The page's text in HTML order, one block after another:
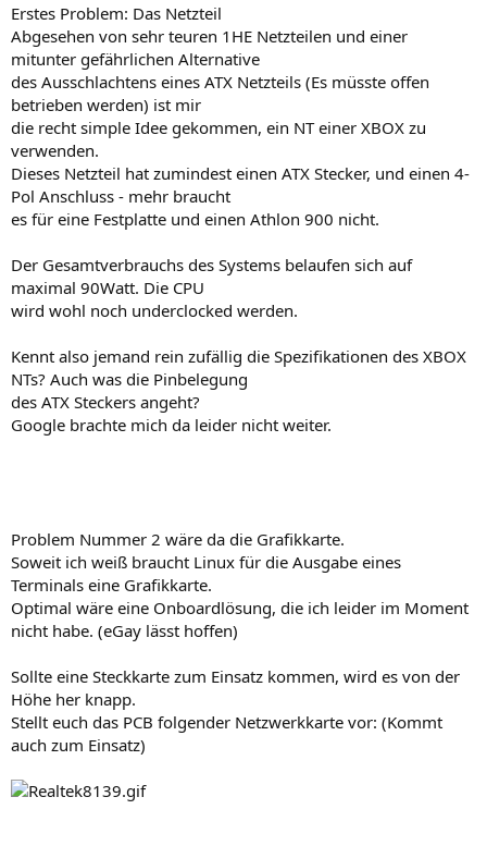
Erstes Problem: Das Netzteil
Abgesehen von sehr teuren 1HE Netzteilen und einer
mitunter gefährlichen Alternative
des Ausschlachtens eines ATX Netzteils (Es müsste offen
betrieben werden) ist mir
die recht simple Idee gekommen, ein NT einer XBOX zu
verwenden.
Dieses Netzteil hat zumindest einen ATX Stecker, und einen 4-
Pol Anschluss - mehr braucht
es für eine Festplatte und einen Athlon 900 nicht.
Der Gesamtverbrauchs des Systems belaufen sich auf
maximal 90Watt. Die CPU
wird wohl noch underclocked werden.
Kennt also jemand rein zufällig die Spezifikationen des XBOX
NTs? Auch was die Pinbelegung
des ATX Steckers angeht?
Google brachte mich da leider nicht weiter.
Problem Nummer 2 wäre da die Grafikkarte.
Soweit ich weiß braucht Linux für die Ausgabe eines
Terminals eine Grafikkarte.
Optimal wäre eine Onboardlösung, die ich leider im Moment
nicht habe. (eGay lässt hoffen)
Sollte eine Steckkarte zum Einsatz kommen, wird es von der
Höhe her knapp.
Stellt euch das PCB folgender Netzwerkkarte vor: (Kommt
auch zum Einsatz)